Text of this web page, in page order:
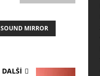
SOUND MIRROR
DALŠÍ